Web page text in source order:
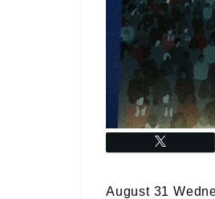
August 31